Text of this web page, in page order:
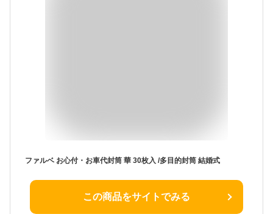
ファルベ お心付・お車代封筒 華 30枚入 /多目的封筒 結婚式
この商品をサイトでみる